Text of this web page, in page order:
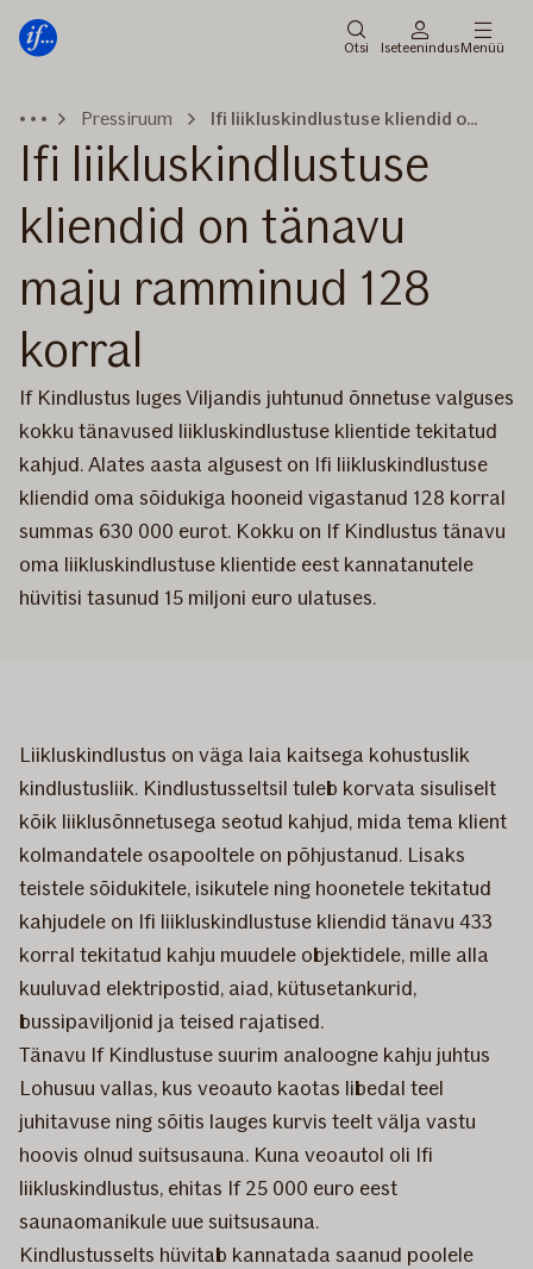
Otsi IseteenindusMenüü
Pressiruum Ifi liikluskindlustuse kliendid on tänavu maju ramminud 128 korral
Ifi liikluskindlustuse
kliendid on tänavu
maju ramminud 128
korral
If Kindlustus luges Viljandis juhtunud õnnetuse valguses
kokku tänavused liikluskindlustuse klientide tekitatud
kahjud. Alates aasta algusest on Ifi liikluskindlustuse
kliendid oma sõidukiga hooneid vigastanud 128 korral
summas 630 000 eurot. Kokku on If Kindlustus tänavu
oma liikluskindlustuse klientide eest kannatanutele
hüvitisi tasunud 15 miljoni euro ulatuses.
Liikluskindlustus on väga laia kaitsega kohustuslik
kindlustusliik. Kindlustusseltsil tuleb korvata sisuliselt
kõik liiklusõnnetusega seotud kahjud, mida tema klient
kolmandatele osapooltele on põhjustanud. Lisaks
teistele sõidukitele, isikutele ning hoonetele tekitatud
kahjudele on Ifi liikluskindlustuse kliendid tänavu 433
korral tekitatud kahju muudele objektidele, mille alla
kuuluvad elektripostid, aiad, kütusetankurid,
bussipaviljonid ja teised rajatised.
Tänavu If Kindlustuse suurim analoogne kahju juhtus
Lohusuu vallas, kus veoauto kaotas libedal teel
juhitavuse ning sõitis lauges kurvis teelt välja vastu
hoovis olnud suitsusauna. Kuna veoautol oli Ifi
liikluskindlustus, ehitas If 25 000 euro eest
saunaomanikule uue suitsusauna.
Kindlustusselts hüvitab kannatada saanud poolele